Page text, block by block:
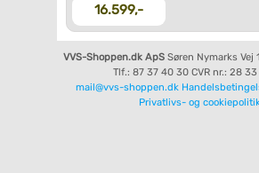
16.599,-
VVS-Shoppen.dk ApS Søren Nymarks Vej
Tlf.: 87 37 40 30 CVR nr.: 28
mail@vvs-shoppen.dk
Privatlivs- og